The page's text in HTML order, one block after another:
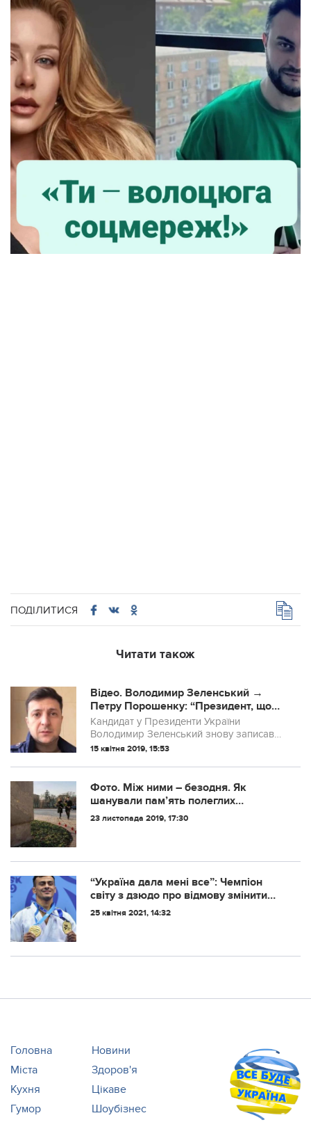
ПОДІЛИТИСЯ
Читати також
Відео. Володимир Зеленський →
Петру Порошенку: “Президент, що
став шоуменом
Кандидат у Президенти України
Володимир Зеленський знову записав
відеозвернення до чинного Президента
15 квітня 2019, 15:53
Фото. Між ними – безодня. Як
шанували пам’ять полеглих
Зеленський та Порошенко
23 листопада 2019, 17:30
“Україна дала мені все”: Чемпіон
світу з дзюдо про відмову змінити
громадянство
25 квітня 2021, 14:32
Головна
Новини
Міста
Здоров'я
Кухня
Цікаве
Гумор
Шоубізнес